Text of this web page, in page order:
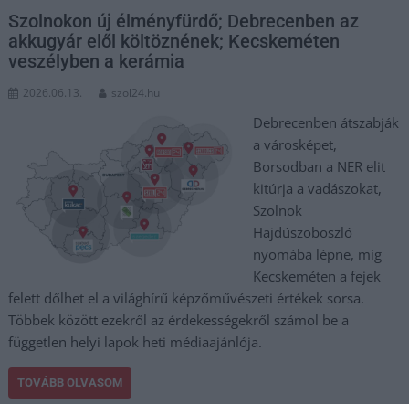
Szolnokon új élményfürdő; Debrecenben az
akkugyár elől költöznének; Kecskeméten
veszélyben a kerámia
2026.06.13. szol24.hu
Debrecenben átszabják
a városképet,
Borsodban a NER elit
kitúrja a vadászokat,
Szolnok
Hajdúszoboszló
nyomába lépne, míg
Kecskeméten a fejek
felett dőlhet el a világhírű képzőművészeti értékek sorsa.
Többek között ezekről az érdekességekről számol be a
független helyi lapok heti médiaajánlója.
TOVÁBB OLVASOM